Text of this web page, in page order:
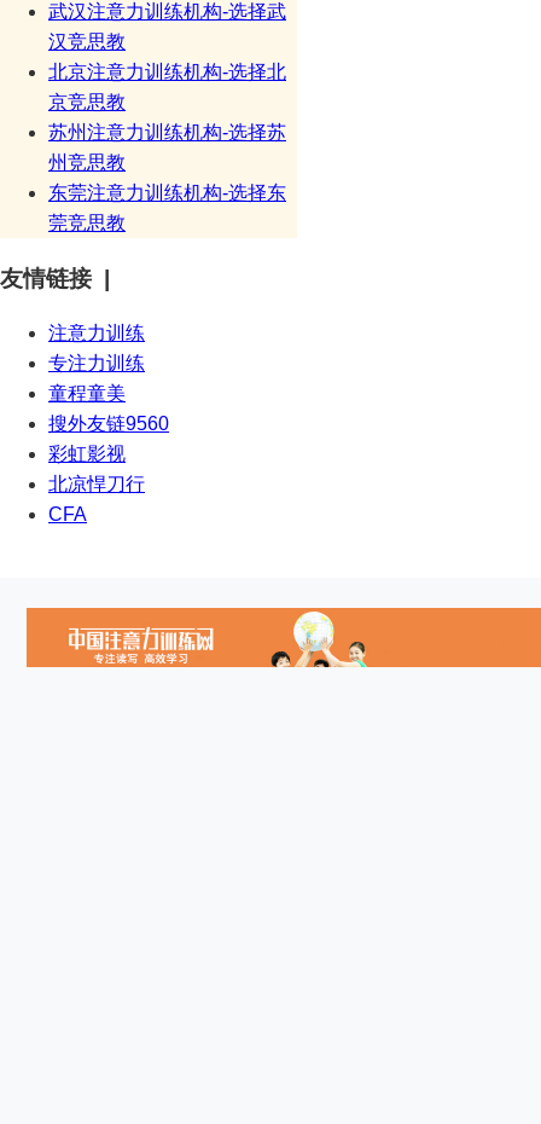
武汉注意力训练机构-选择武
汉竞思教
北京注意力训练机构-选择北
京竞思教
苏州注意力训练机构-选择苏
州竞思教
东莞注意力训练机构-选择东
莞竞思教
友情链接 |
注意力训练
专注力训练
童程童美
搜外友链9560
彩虹影视
北凉悍刀行
CFA